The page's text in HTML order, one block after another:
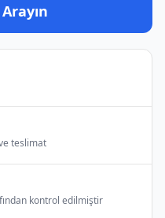
teslimat
kontrol edilmiştir